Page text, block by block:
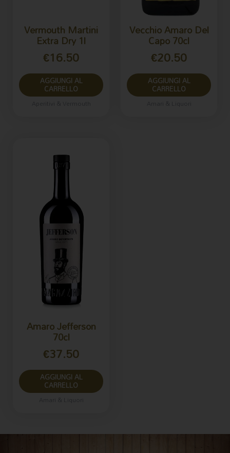
Vermouth Martini
Extra Dry 1l
€16.50
AGGIUNGI AL
CARRELLO
Vecchio Amaro Del
Capo 70cl
€20.50
AGGIUNGI AL
CARRELLO
Amaro Jefferson
70cl
€37.50
AGGIUNGI AL
CARRELLO